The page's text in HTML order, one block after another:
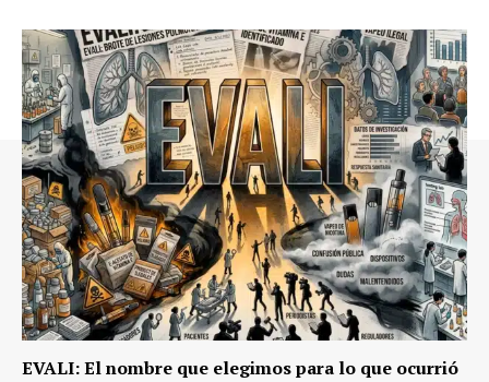
EVALI: El nombre que elegimos para lo que ocurrió